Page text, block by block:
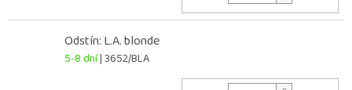
Odstín: L.A. blonde
5-8 dní| 3652/BLA